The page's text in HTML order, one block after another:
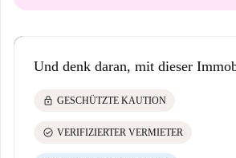
Und denk daran, mit dieser
lock GESCHÜTZTE KAUTION
check_circle VERIFIZIERTER VERMIETER